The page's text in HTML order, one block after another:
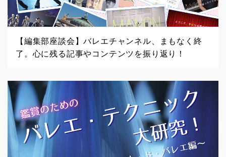
【編集部座談会】バレエチャンネル、まもなく終
了。心に残る記事やコンテンツを振り返り！